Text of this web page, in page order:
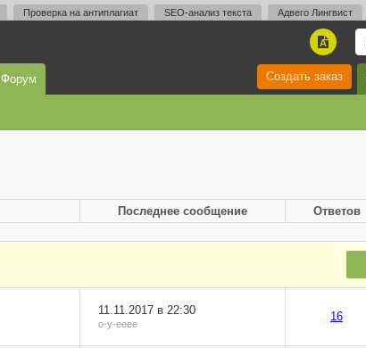
Проверка на антиплагиат SEO-анализ текста Адвего Лингвист
A
Форум Создать заказ
Последнее сообщение Ответов
11.11.2017 в 22:30
o-y-eeee
16